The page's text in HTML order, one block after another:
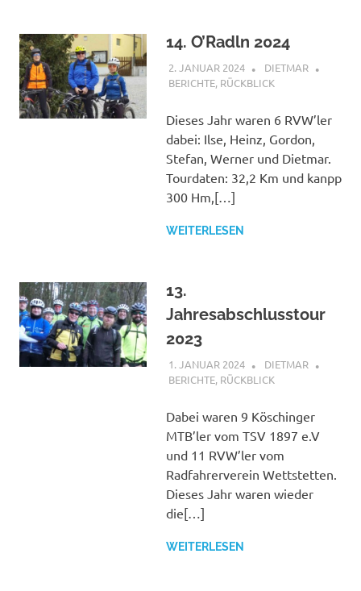
14. O’Radln 2024
2. JANUAR 2024
DIETMAR
BERICHTE, RÜCKBLICK
Dieses Jahr waren 6 RVW’ler
dabei: Ilse, Heinz, Gordon,
Stefan, Werner und Dietmar.
Tourdaten: 32,2 Km und kanpp
300 Hm,[…]
WEITERLESEN
13.
Jahresabschlusstour
2023
1. JANUAR 2024
DIETMAR
BERICHTE, RÜCKBLICK
Dabei waren 9 Köschinger
MTB’ler vom TSV 1897 e.V
und 11 RVW’ler vom
Radfahrerverein Wettstetten.
Dieses Jahr waren wieder
die[…]
WEITERLESEN